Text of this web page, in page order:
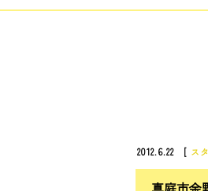
2012.6.22 [ ス